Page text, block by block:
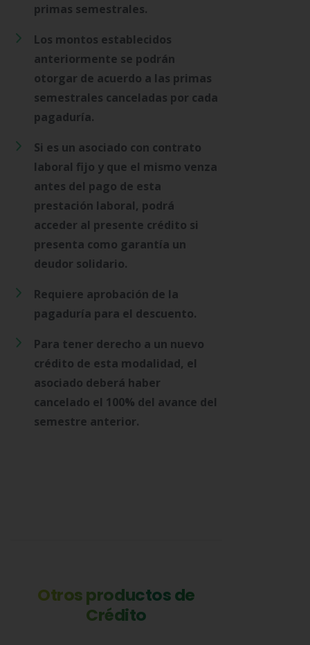
primas semestrales.
Los montos establecidos
anteriormente se podrán
otorgar de acuerdo a las primas
semestrales canceladas por cada
pagaduría.
Si es un asociado con contrato
laboral fijo y que el mismo venza
antes del pago de esta
prestación laboral, podrá
acceder al presente crédito si
presenta como garantía un
deudor solidario.
Requiere aprobación de la
pagaduría para el descuento.
Para tener derecho a un nuevo
crédito de esta modalidad, el
asociado deberá haber
cancelado el 100% del avance del
semestre anterior.
Otros productos de
Crédito